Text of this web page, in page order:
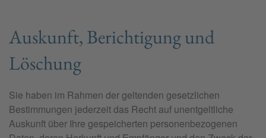
Auskunft, Berichtigung und
Löschung
Sie haben im Rahmen der geltenden gesetzlichen
Bestimmungen jederzeit das Recht auf unentgeltliche
Auskunft über Ihre gespeicherten personenbezogenen